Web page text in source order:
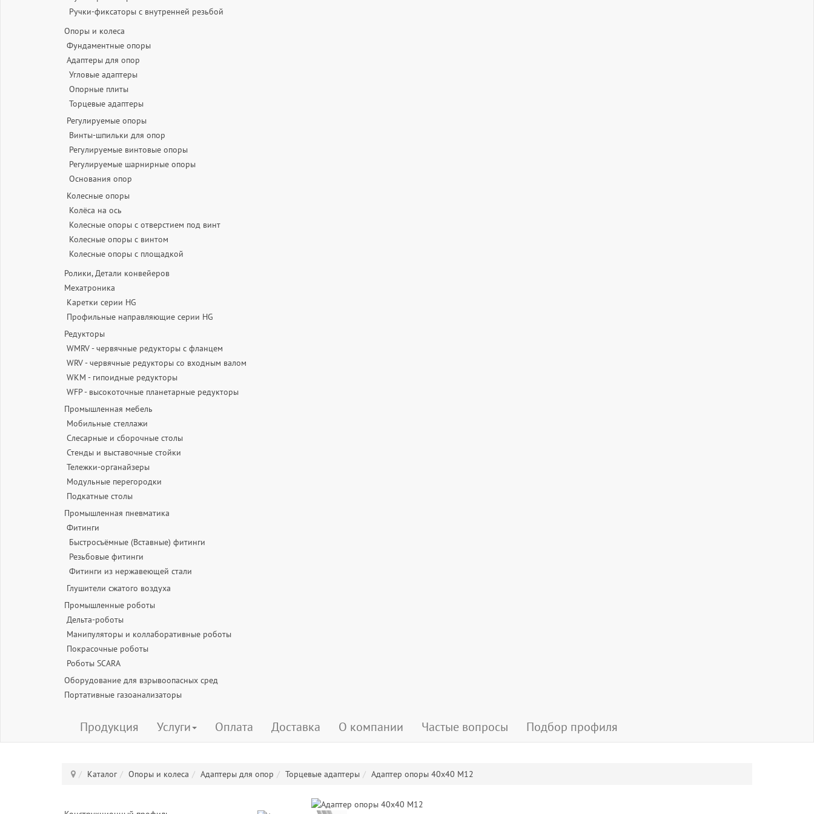
Ручки-фиксаторы c внутренней резьбой
Опоры и колеса
Фундаментные опоры
Адаптеры для опор
Угловые адаптеры
Опорные плиты
Торцевые адаптеры
Регулируемые опоры
Винты-шпильки для опор
Регулируемые винтовые опоры
Регулируемые шарнирные опоры
Основания опор
Колесные опоры
Колёса на ось
Колесные опоры с отверстием под винт
Колесные опоры с винтом
Колесные опоры с площадкой
Ролики, Детали конвейеров
Мехатроника
Каретки серии HG
Профильные направляющие серии HG
Редукторы
WMRV - червячные редукторы с фланцем
WRV - червячные редукторы со входным валом
WKM - гипоидные редукторы
WFP - высокоточные планетарные редукторы
Промышленная мебель
Мобильные стеллажи
Слесарные и сборочные столы
Стенды и выставочные стойки
Тележки-органайзеры
Модульные перегородки
Подкатные столы
Промышленная пневматика
Фитинги
Быстросъёмные (Вставные) фитинги
Резьбовые фитинги
Фитинги из нержавеющей стали
Глушители сжатого воздуха
Промышленные роботы
Дельта-роботы
Манипуляторы и коллаборативные роботы
Покрасочные роботы
Роботы SCARA
Оборудование для взрывоопасных сред
Портативные газоанализаторы
Продукция Услуги Оплата Доставка О компании Частые вопросы Подбор профиля
Каталог Опоры и колеса Адаптеры для опор Торцевые адаптеры Адаптер опоры 40x40 М12